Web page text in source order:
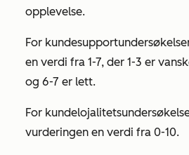
opplevelse.
For
en verdi fra 1-7, der 1-3 er
og 6-7 er lett.
For
vurderingen en verdi fra 0-10.